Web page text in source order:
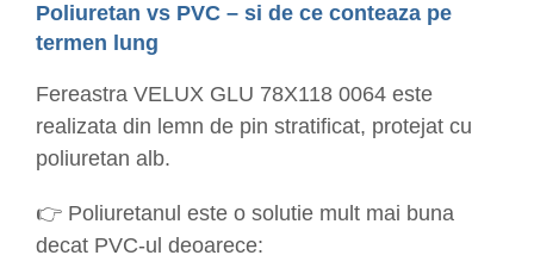
Poliuretan vs PVC – si de ce conteaza pe
termen lung
Fereastra VELUX GLU 78X118 0064 este
realizata din lemn de pin stratificat, protejat cu
poliuretan alb.
👉 Poliuretanul este o solutie mult mai buna
decat PVC-ul deoarece: